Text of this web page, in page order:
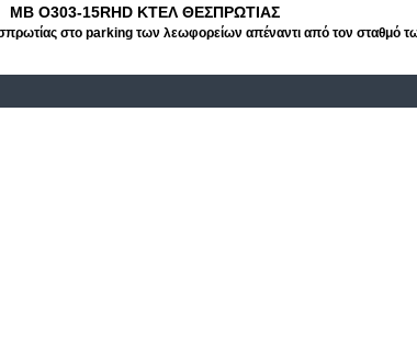
MB O303-15RHD ΚΤΕΛ ΘΕΣΠΡΩΤΙΑΣ
στο parking των λεωφορείων απέναντι από τον σταθμό